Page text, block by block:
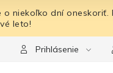
o niekoľko dní oneskoriť.
leto!
Prihlásenie